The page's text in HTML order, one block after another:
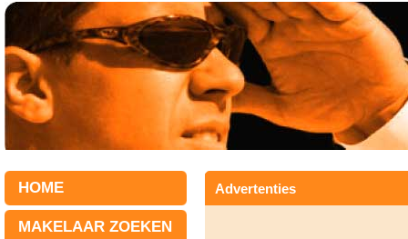
HOME
MAKELAAR ZOEKEN
Advertenties